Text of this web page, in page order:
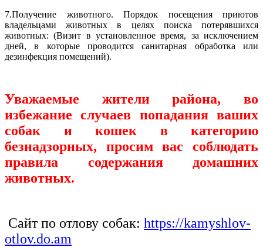
7.Получение животного. Порядок посещения приютов
владельцами животных в целях поиска потерявшихся
животных: (Визит в установленное время, за исключением
дней, в которые проводится санитарная обработка или
дезинфекция помещений).
Уважаемые жители района, во
избежание случаев попадания ваших
собак и кошек в категорию
безнадзорных, просим вас соблюдать
правила содержания домашних
животных.
Сайт по отлову собак: https://kamyshlov-
otlov.do.am